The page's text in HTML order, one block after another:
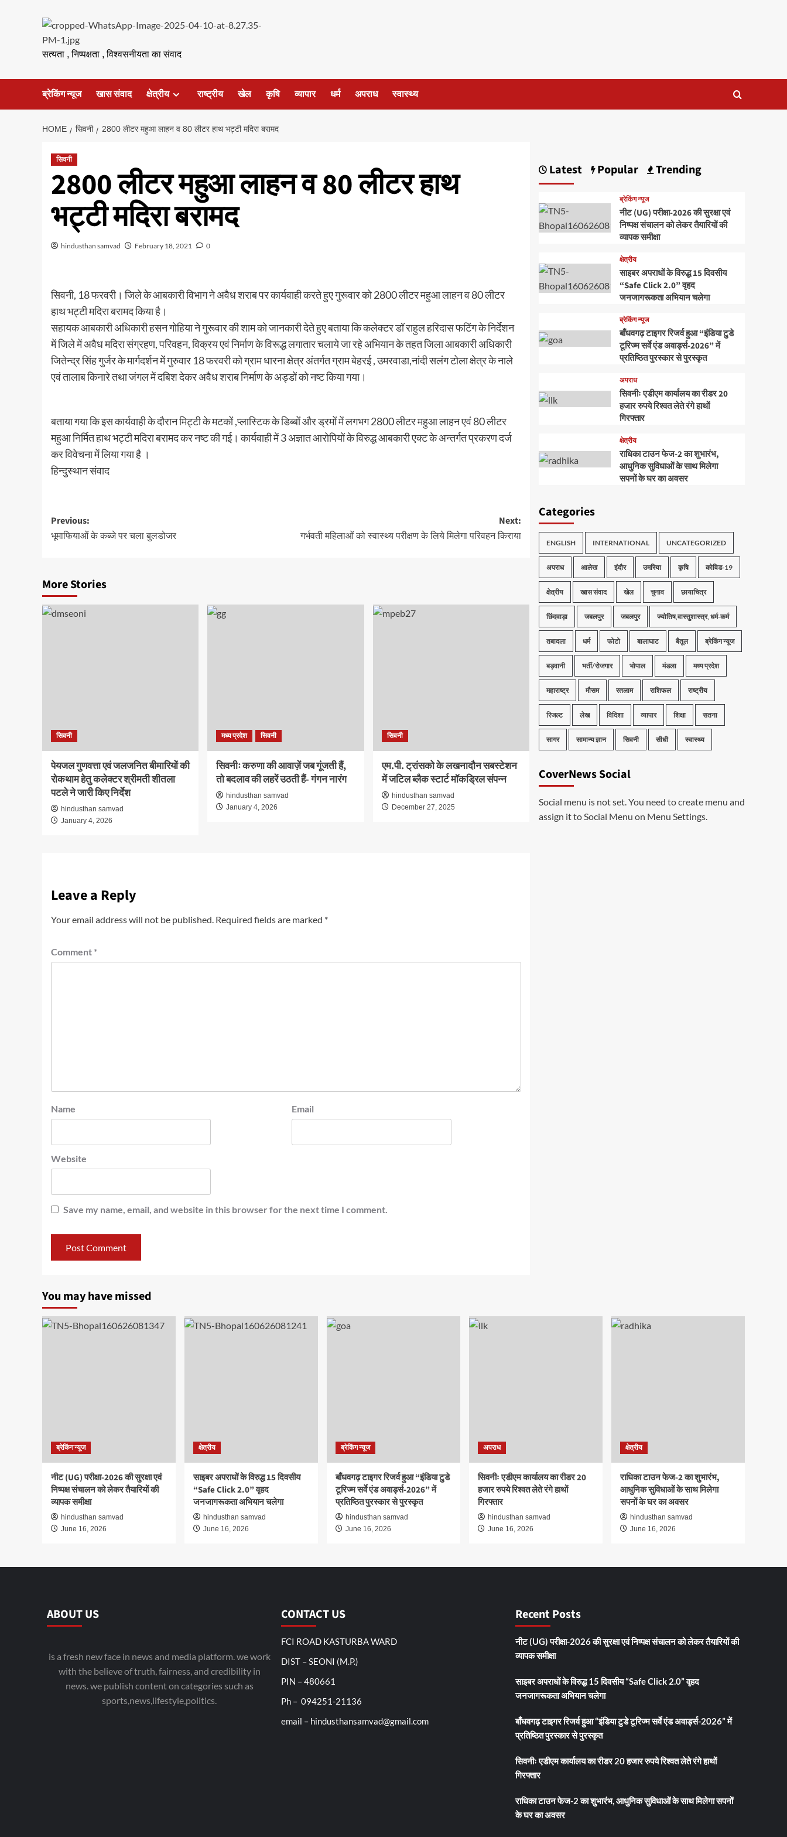
सत्यता , निष्पक्षता , विश्वसनीयता का संवाद
ब्रेकिंग न्यूज खास संवाद क्षेत्रीय राष्ट्रीय खेल कृषि व्यापार धर्म अपराध स्वास्थ्य
HOME सिवनी 2800 लीटर महुआ लाहन व 80 लीटर हाथ भट्टी मदिरा बरामद
सिवनी
2800 लीटर महुआ लाहन व 80 लीटर हाथ
भट्टी मदिरा बरामद
hindusthan samvad February 18, 2021 0
सिवनी, 18 फरवरी। जिले के आबकारी विभाग ने अवैध शराब पर कार्यवाही करते हुए गुरूवार को 2800 लीटर महुआ लाहन व 80 लीटर
हाथ भट्टी मदिरा बरामद किया है।
सहायक आबकारी अधिकारी हसन गोहिया ने गुरूवार की शाम को जानकारी देते हुए बताया कि कलेक्टर डॉ राहुल हरिदास फटिंग के निर्देशन
में जिले में अवैध मदिरा संग्रहण, परिवहन, विक्रय एवं निर्माण के विरूद्ध लगातार चलाये जा रहे अभियान के तहत जिला आबकारी अधिकारी
जितेन्द्र सिंह गुर्जर के मार्गदर्शन में गुरुवार 18 फरवरी को ग्राम धारना क्षेत्र अंतर्गत ग्राम बेहरई , उमरवाडा,नांदी सलंग टोला क्षेत्र के नाले
एवं तालाब किनारे तथा जंगल में दबिश देकर अवैध शराब निर्माण के अड्डों को नष्ट किया गया।
बताया गया कि इस कार्यवाही के दौरान मिट्टी के मटकों ,प्लास्टिक के डिब्बों और ड्रमों में लगभग 2800 लीटर महुआ लाहन एवं 80 लीटर
महुआ निर्मित हाथ भट्टी मदिरा बरामद कर नष्ट की गई। कार्यवाही में 3 अज्ञात आरोपियों के विरुद्ध आबकारी एक्ट के अन्तर्गत प्रकरण दर्ज
कर विवेचना में लिया गया है ।
हिन्दुस्थान संवाद
Post
navigation
Previous:
भूमाफियाओं के कब्जे पर चला बुलडोजर
Next:
गर्भवती महिलाओं को स्वास्थ्य परीक्षण के लिये मिलेगा परिवहन किराया
More Stories
सिवनी
पेयजल गुणवत्ता एवं जलजनित बीमारियों की
रोकथाम हेतु कलेक्टर श्रीमती शीतला
पटले ने जारी किए निर्देश
hindusthan samvad
January 4, 2026
मध्य प्रदेश सिवनी
सिवनीः करुणा की आवाज़ें जब गूंजती हैं,
तो बदलाव की लहरें उठती हैं- गंगन नारंग
hindusthan samvad
January 4, 2026
सिवनी
एम.पी. ट्रांसको के लखनादौन सबस्टेशन
में जटिल ब्लैक स्टार्ट मॉकड्रिल संपन्न
hindusthan samvad
December 27, 2025
Leave a Reply
Your email address will not be published. Required fields are marked *
Comment *
Name Email
Website
Save my name, email, and website in this browser for the next time I comment.
Latest Popular Trending
ब्रेकिंग न्यूज
नीट (UG) परीक्षा-2026 की सुरक्षा एवं
निष्पक्ष संचालन को लेकर तैयारियों की
व्यापक समीक्षा
क्षेत्रीय
साइबर अपराधों के विरुद्ध 15 दिवसीय
“Safe Click 2.0” वृहद
जनजागरूकता अभियान चलेगा
ब्रेकिंग न्यूज
बाँधवगढ़ टाइगर रिजर्व हुआ “इंडिया टुडे
टूरिज्म सर्वे एंड अवार्ड्स-2026” में
प्रतिष्ठित पुरस्कार से पुरस्कृत
अपराध
सिवनीः एडीएम कार्यालय का रीडर 20
हजार रुपये रिश्वत लेते रंगे हाथों
गिरफ्तार
क्षेत्रीय
राधिका टाउन फेज-2 का शुभारंभ,
आधुनिक सुविधाओं के साथ मिलेगा
सपनों के घर का अवसर
Categories
ENGLISH INTERNATIONAL UNCATEGORIZED
अपराध आलेख इंदौर उमरिया कृषि कोविड-19
क्षेत्रीय खास संवाद खेल चुनाव छायाचित्र
छिंदवाड़ा जबलपुर जबलपुर ज्योतिष,वास्तुशास्त्र, धर्म-कर्म
तबादला धर्म फोटो बालाघाट बैतूल ब्रेकिंग न्यूज
बड़वानी भर्ती/रोजगार भोपाल मंडला मध्य प्रदेश
महाराष्ट्र मौसम रतलाम राशिफल राष्ट्रीय
रिजल्ट लेख विदिशा व्यापार शिक्षा सतना
सागर सामान्य ज्ञान सिवनी सीधी स्वास्थ्य
CoverNews Social
Social menu is not set. You need to create menu and
assign it to Social Menu on Menu Settings.
You may have missed
ब्रेकिंग न्यूज
नीट (UG) परीक्षा-2026 की सुरक्षा एवं
निष्पक्ष संचालन को लेकर तैयारियों की
व्यापक समीक्षा
hindusthan samvad
June 16, 2026
क्षेत्रीय
साइबर अपराधों के विरुद्ध 15 दिवसीय
“Safe Click 2.0” वृहद
जनजागरूकता अभियान चलेगा
hindusthan samvad
June 16, 2026
ब्रेकिंग न्यूज
बाँधवगढ़ टाइगर रिजर्व हुआ “इंडिया टुडे
टूरिज्म सर्वे एंड अवार्ड्स-2026” में
प्रतिष्ठित पुरस्कार से पुरस्कृत
hindusthan samvad
June 16, 2026
अपराध
सिवनीः एडीएम कार्यालय का रीडर 20
हजार रुपये रिश्वत लेते रंगे हाथों
गिरफ्तार
hindusthan samvad
June 16, 2026
क्षेत्रीय
राधिका टाउन फेज-2 का शुभारंभ,
आधुनिक सुविधाओं के साथ मिलेगा
सपनों के घर का अवसर
hindusthan samvad
June 16, 2026
ABOUT US
is a fresh new face in news and media platform. we work
with the believe of truth, fairness, and credibility in
news. we publish content on categories such as
sports,news,lifestyle,politics.
CONTACT US
FCI ROAD KASTURBA WARD
DIST – SEONI (M.P.)
PIN – 480661
Ph – 094251-21136
email – hindusthansamvad@gmail.com
Recent Posts
नीट (UG) परीक्षा-2026 की सुरक्षा एवं निष्पक्ष संचालन को लेकर तैयारियों की
व्यापक समीक्षा
साइबर अपराधों के विरुद्ध 15 दिवसीय “Safe Click 2.0” वृहद
जनजागरूकता अभियान चलेगा
बाँधवगढ़ टाइगर रिजर्व हुआ “इंडिया टुडे टूरिज्म सर्वे एंड अवार्ड्स-2026” में
प्रतिष्ठित पुरस्कार से पुरस्कृत
सिवनीः एडीएम कार्यालय का रीडर 20 हजार रुपये रिश्वत लेते रंगे हाथों
गिरफ्तार
राधिका टाउन फेज-2 का शुभारंभ, आधुनिक सुविधाओं के साथ मिलेगा सपनों
के घर का अवसर